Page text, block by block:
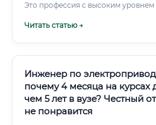
Это профессия с высоким уровнем
трудоустроиться
Читать статью →
Инженер по
почему 4 месяца на курсах
чем 5 лет в вузе? Честный
не понравится